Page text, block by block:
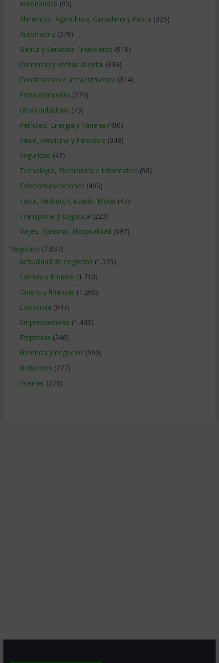
Aeronautica (95)
Alimentos, Agricultura, Ganaderia y Pesca (325)
Automotriz(379)
Banca y Servicios Financieros (910)
Comercio y ventas al detal (336)
Construccion e Infraestructura (314)
Entretenimiento (279)
Otras industrias (73)
Petroleo, Energia y Mineria (480)
Salud, Medicina y Farmacia (348)
Seguridad (43)
Tecnologia, Electronica e Informatica (96)
Telecomunicaciones (405)
Textil, Vestido, Calzado, Moda (47)
Transporte y Logistica (223)
Viajes, Turismo, Hospitalidad (697)
Negocios (7.837)
Actualidad de negocios (1.519)
Carrera y Empleo (1.710)
Dinero y finanzas (1.260)
Economía (947)
Emprendedores (1.443)
Empresas (246)
Gerencia y negocios (900)
Gobiernos (227)
Internet (276)